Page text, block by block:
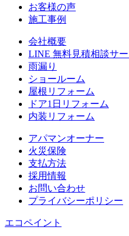
お客様の声
施⼯事例
会社概要
LINE 無料⾒積相談サ
⾬漏り
ショールーム
屋根リフォーム
ドア1⽇リフォーム
内装リフォーム
アパマンオーナー
⽕災保険
⽀払⽅法
採⽤情報
お問い合わせ
プライバシーポリシー
エコペイント